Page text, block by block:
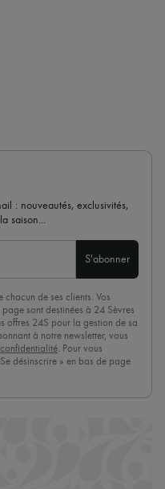
: nouveautés, exclusivités,
saison...
S'abonner
de ses clients. Vos
sont destinées à 24 Sèvres
offres 24S pour la gestion de sa
à notre newsletter, vous
. Pour vous
désinscrire » en bas de page